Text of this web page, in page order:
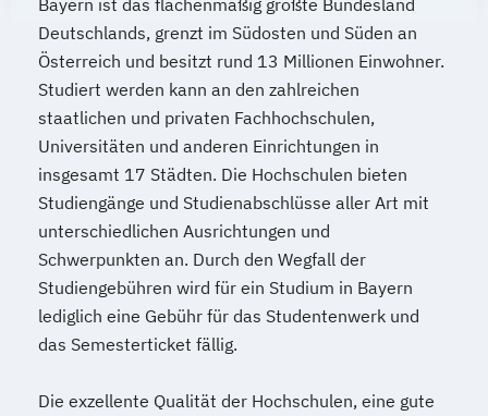
Deutschlands, grenzt im Südosten und Süden an
Österreich und besitzt rund 13 Millionen Einwohner.
Studiert werden kann an den zahlreichen
staatlichen und privaten Fachhochschulen,
Universitäten und anderen Einrichtungen in
insgesamt 17 Städten. Die Hochschulen bieten
Studiengänge und Studienabschlüsse aller Art mit
unterschiedlichen Ausrichtungen und
Schwerpunkten an. Durch den Wegfall der
Studiengebühren wird für ein Studium in Bayern
lediglich eine Gebühr für das Studentenwerk und
das Semesterticket fällig.
Die exzellente Qualität der Hochschulen, eine gute